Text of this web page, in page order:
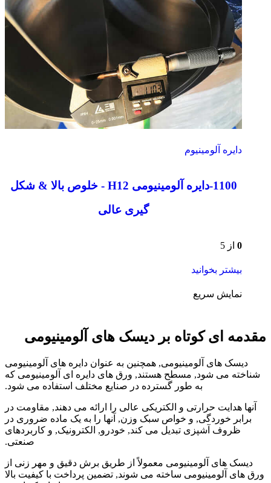
دایره آلومینیوم
1100-دایره آلومینیومی H12 - خلوص بالا & شکل
گیری عالی
0 از 5
بیشتر بخوانید
نمایش سریع
مقدمه ای کوتاه بر دیسک های آلومینیومی
دیسک های آلومینیومی, همچنین به عنوان دایره های آلومینیومی
شناخته می شود, مسطح هستند, ورق های دایره ای آلومینیومی که
به طور گسترده در صنایع مختلف استفاده می شود.
آنها هدایت حرارتی و الکتریکی عالی را ارائه می دهند, مقاومت در
برابر خوردگی, و خواص سبک وزن, آنها را به یک ماده ضروری در
ظروف آشپزی تبدیل می کند, خودرو, الکترونیک, و کاربردهای
صنعتی.
دیسک های آلومینیومی معمولاً از طریق برش دقیق و مهر زنی از
ورق های آلومینیومی ساخته می شوند, تضمین پرداخت با کیفیت بالا